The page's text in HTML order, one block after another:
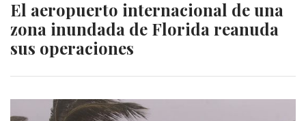
El aeropuerto internacional de una
zona inundada de Florida reanuda
sus operaciones